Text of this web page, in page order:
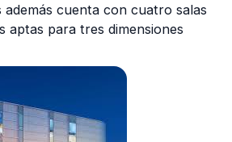
además cuenta con cuatro salas
aptas para tres dimensiones